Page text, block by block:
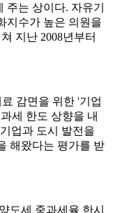
는 상이다. 자유기
지수가 높은 의원을
지난 2008년부터
감면을 위한 '기업
세 한도 상향을 내
업과 도시 발전을
해왔다는 평가를 받
도세 중과세율 한시